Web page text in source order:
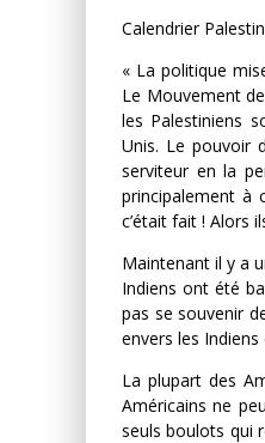
Calendrier
« La politique
Le Mouvement
les Palestiniens
Unis. Le pouvoir
serviteur en la
principalement à
c’était fait ! Alors
Maintenant il y a
Indiens ont été
pas se souvenir
envers les Indiens
La plupart des
Américains ne
seuls boulots qui